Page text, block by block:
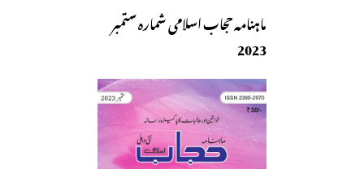
ماہنامہ حجاب اسلامی شمارہ ستمبر
2023